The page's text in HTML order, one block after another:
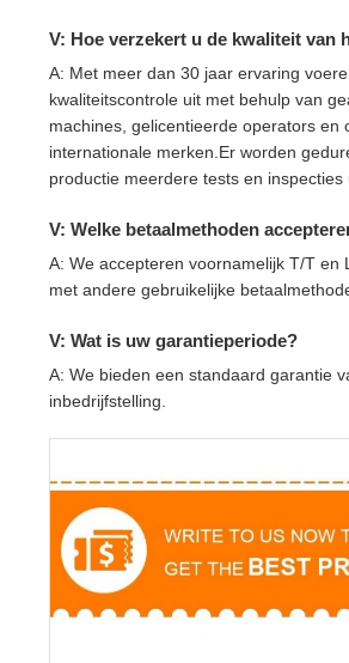
V: Hoe verzekert u de kwaliteit van
A: Met meer dan 30 jaar ervaring
kwaliteitscontrole uit met behulp van
machines, gelicentieerde operators en
internationale merken.Er worden
productie meerdere tests en inspecties
V: Welke betaalmethoden
A: We accepteren voornamelijk T/T en
met andere gebruikelijke
V: Wat is uw garantieperiode?
A: We bieden een standaard garantie
inbedrijfstelling.